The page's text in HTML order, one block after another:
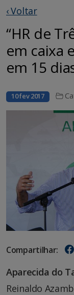
‹ Voltar
“HR de
em caixa
em 15
10 fev 2017
Compartilhar:
Aparecida do
Reinaldo